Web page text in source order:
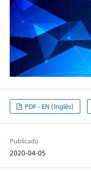
PDF - EN (Inglês)
Publicado
2020-04-05